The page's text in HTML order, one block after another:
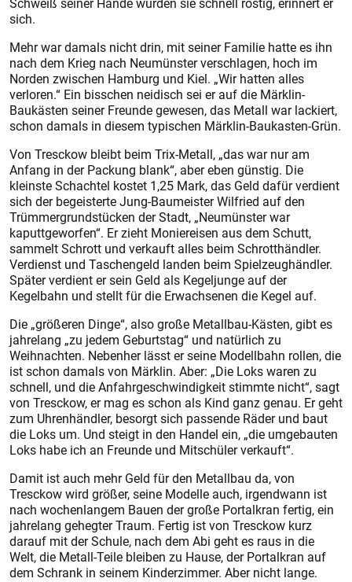
sich.
Mehr war damals nicht drin, mit seiner Familie hatte es ihn
nach dem Krieg nach Neumünster verschlagen, hoch im
Norden zwischen Hamburg und Kiel. „Wir hatten alles
verloren.“ Ein bisschen neidisch sei er auf die Märklin-
Baukästen seiner Freunde gewesen, das Metall war lackiert,
schon damals in diesem typischen Märklin-Baukasten-Grün.
Von Tresckow bleibt beim Trix-Metall, „das war nur am
Anfang in der Packung blank“, aber eben günstig. Die
kleinste Schachtel kostet 1,25 Mark, das Geld dafür verdient
sich der begeisterte Jung-Baumeister Wilfried auf den
Trümmergrundstücken der Stadt, „Neumünster war
kaputtgeworfen“. Er zieht Moniereisen aus dem Schutt,
sammelt Schrott und verkauft alles beim Schrotthändler.
Verdienst und Taschengeld landen beim Spielzeughändler.
Später verdient er sein Geld als Kegeljunge auf der
Kegelbahn und stellt für die Erwachsenen die Kegel auf.
Die „größeren Dinge“, also große Metallbau-Kästen, gibt es
jahrelang „zu jedem Geburtstag“ und natürlich zu
Weihnachten. Nebenher lässt er seine Modellbahn rollen, die
ist schon damals von Märklin. Aber: „Die Loks waren zu
schnell, und die Anfahrgeschwindigkeit stimmte nicht“, sagt
von Tresckow, er mag es schon als Kind ganz genau. Er geht
zum Uhrenhändler, besorgt sich passende Räder und baut
die Loks um. Und steigt in den Handel ein, „die umgebauten
Loks habe ich an Freunde und Mitschüler verkauft“.
Damit ist auch mehr Geld für den Metallbau da, von
Tresckow wird größer, seine Modelle auch, irgendwann ist
nach wochenlangem Bauen der große Portalkran fertig, ein
jahrelang gehegter Traum. Fertig ist von Tresckow kurz
darauf mit der Schule, nach dem Abi geht es raus in die
Welt, die Metall-Teile bleiben zu Hause, der Portalkran auf
dem Schrank in seinem Kinderzimmer. Aber nicht lange.